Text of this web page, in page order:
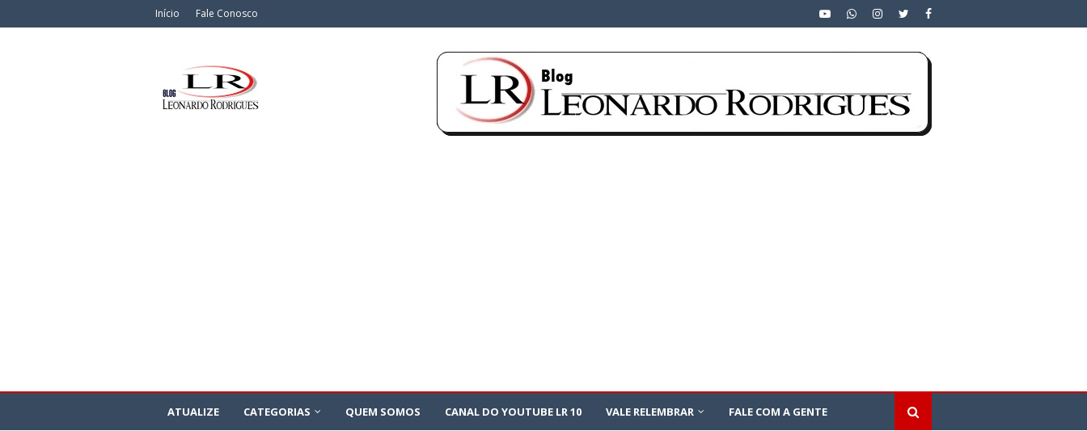
Início Fale Conosco
ATUALIZE CATEGORIAS QUEM SOMOS CANAL DO YOUTUBE LR 10 VALE RELEMBRAR FALE COM A GENTE